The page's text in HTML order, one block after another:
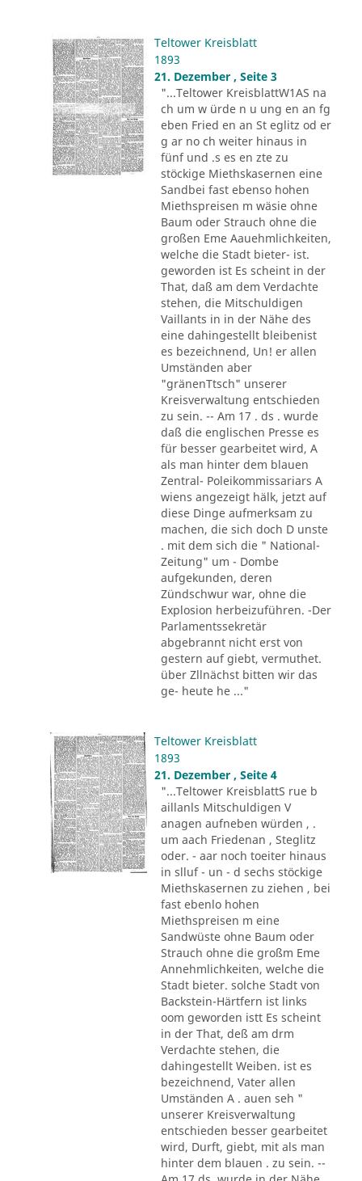
Teltower Kreisblatt
1893
21. Dezember , Seite 3
"...Teltower KreisblattW1AS na
ch um w ürde n u ung en an fg
eben Fried en an St eglitz od er
g ar no ch weiter hinaus in
fünf und .s es en zte zu
stöckige Miethskasernen eine
Sandbei fast ebenso hohen
Miethspreisen m wäsie ohne
Baum oder Strauch ohne die
großen Eme Aauehmlichkeiten,
welche die Stadt bieter- ist.
geworden ist Es scheint in der
That, daß am dem Verdachte
stehen, die Mitschuldigen
Vaillants in in der Nähe des
eine dahingestellt bleibenist
es bezeichnend, Un! er allen
Umständen aber
"gränenTtsch" unserer
Kreisverwaltung entschieden
zu sein. -- Am 17 . ds . wurde
daß die englischen Presse es
für besser gearbeitet wird, A
als man hinter dem blauen
Zentral- Poleikommissariars A
wiens angezeigt hälk, jetzt auf
diese Dinge aufmerksam zu
machen, die sich doch D unste
. mit dem sich die " National-
Zeitung" um - Dombe
aufgekunden, deren
Zündschwur war, ohne die
Explosion herbeizuführen. -Der
Parlamentssekretär
abgebrannt nicht erst von
gestern auf giebt, vermuthet.
über Zllnächst bitten wir das
ge- heute he ..."
Teltower Kreisblatt
1893
21. Dezember , Seite 4
"...Teltower KreisblattS rue b
aillanls Mitschuldigen V
anagen aufneben würden , .
um aach Friedenan , Steglitz
oder. - aar noch toeiter hinaus
in slluf - un - d sechs stöckige
Miethskasernen zu ziehen , bei
fast ebenlo hohen
Miethspreisen m eine
Sandwüste ohne Baum oder
Strauch ohne die großm Eme
Annehmlichkeiten, welche die
Stadt bieter. solche Stadt von
Backstein-Härtfern ist links
oom geworden istt Es scheint
in der That, deß am drm
Verdachte stehen, die
dahingestellt Weiben. ist es
bezeichnend, Vater allen
Umständen A . auen seh "
unserer Kreisverwaltung
entschieden besser gearbeitet
wird, Durft, giebt, mit als man
hinter dem blauen . zu sein. --